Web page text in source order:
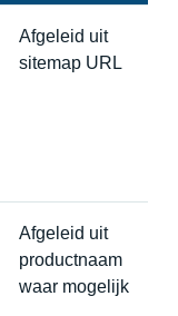
Afgeleid uit
sitemap URL
Afgeleid uit
productnaam
waar mogelijk